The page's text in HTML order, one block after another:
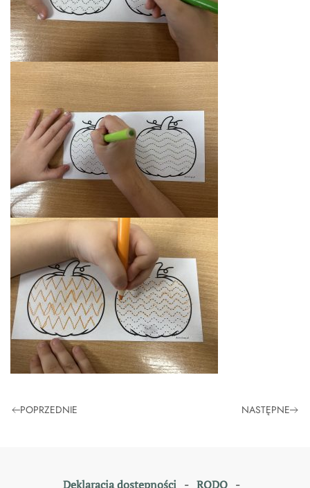
POPRZEDNIE NASTĘPNE
Deklaracja dostępności - RODO-